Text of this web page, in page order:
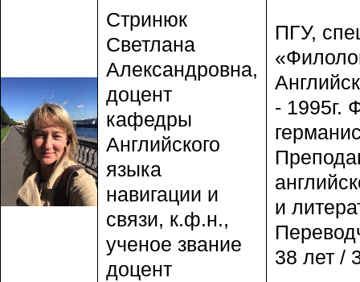
Стринюк
Светлана
Александровна,
доцент
кафедры
Английского
языка
навигации и
связи, к.ф.н.,
ученое звание
доцент
ПГУ,
- 1995г.
и
38 лет /